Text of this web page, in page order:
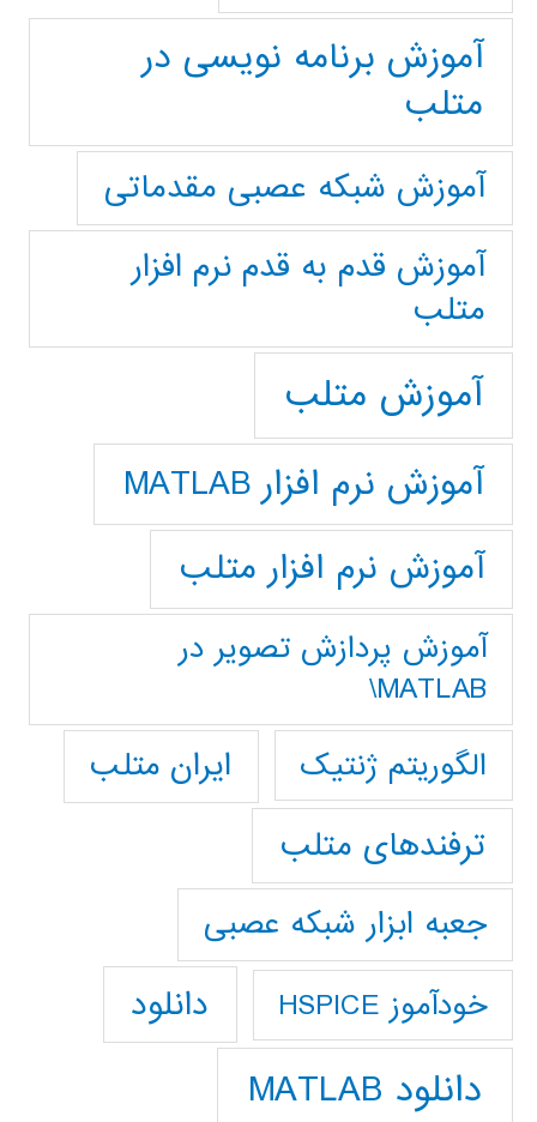
آموزش برنامه نویسی در
متلب
آموزش شبکه عصبی مقدماتی
آموزش قدم به قدم نرم افزار
متلب
آموزش متلب
آموزش نرم افزار MATLAB
آموزش نرم افزار متلب
آموزش پردازش تصوير در
MATLAB\
الگوریتم ژنتیک
ایران متلب
ترفندهای متلب
جعبه ابزار شبکه عصبی
خودآموز HSPICE دانلود
دانلود MATLAB